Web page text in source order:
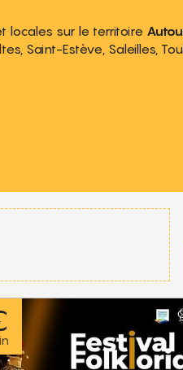
locales sur le territoire
Saint-Estève, Saleilles,